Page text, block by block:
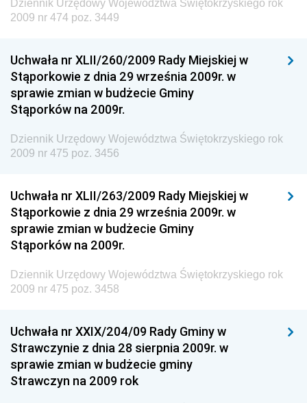
i Gospodarki Morskiej
Dziennik Urzędowy Ministra Spraw Zagranicznych
Dziennik Urzędowy Centralnego Biura
Antykorupcyjnego
Wewnętrznego
Dziennik Urzędowy Urzędu Patentowego
Dziennik Urzędowy Generalnej Dyrekcji Dróg
Krajowych i Autostrad
Dziennik Urzędowy Ministra Środowiska
Dziennik Urzędowy Ministra Edukacji
Dziennik Urzędowy Ministra Przemysłu
Dziennik Urzędowy Ministra Finansów i Gospodarki
Dziennik Urzędowy Ministra do Spraw Unii
Dziennik Urzędowy Województwa Świętokrzyskiego rok
2009 nr 474 poz. 3449
Uchwała nr XLII/260/2009 Rady Miejskiej w
Stąporkowie z dnia 29 września 2009r. w
sprawie zmian w budżecie Gminy
Stąporków na 2009r.
Dziennik Urzędowy Województwa Świętokrzyskiego rok
2009 nr 475 poz. 3456
Uchwała nr XLII/263/2009 Rady Miejskiej w
Stąporkowie z dnia 29 września 2009r. w
sprawie zmian w budżecie Gminy
Stąporków na 2009r.
Dziennik Urzędowy Województwa Świętokrzyskiego rok
2009 nr 475 poz. 3458
Uchwała nr XXIX/204/09 Rady Gminy w
Strawczynie z dnia 28 sierpnia 2009r. w
sprawie zmian w budżecie gminy
Strawczyn na 2009 rok